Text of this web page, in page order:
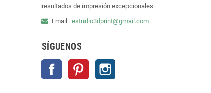
resultados de impresión excepcionales.
Email: estudio3dprint@gmail.com
SÍGUENOS
Facebook Pinterest